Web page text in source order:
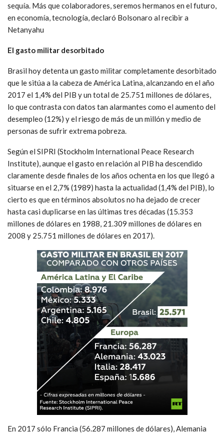
sequía. Más que colaboradores, seremos hermanos en el futuro,
en economía, tecnología, declaró Bolsonaro al recibir a
Netanyahu
El gasto militar desorbitado
Brasil hoy detenta un gasto militar completamente desorbitado
que le sitúa a la cabeza de América Latina, alcanzando en el año
2017 el 1,4% del PIB y un total de 25.751 millones de dólares,
lo que contrasta con datos tan alarmantes como el aumento del
desempleo (12%) y el riesgo de más de un millón y medio de
personas de sufrir extrema pobreza.
Según el SIPRI (Stockholm International Peace Research
Institute), aunque el gasto en relación al PIB ha descendido
claramente desde finales de los años ochenta en los que llegó a
situarse en el 2,7% (1989) hasta la actualidad (1,4% del PIB), lo
cierto es que en términos absolutos no ha dejado de crecer
hasta casi duplicarse en las últimas tres décadas (15.353
millones de dólares en 1988, 21.309 millones de dólares en
2008 y 25.751 millones de dólares en 2017).
En 2017 sólo Francia (56.287 millones de dólares), Alemania